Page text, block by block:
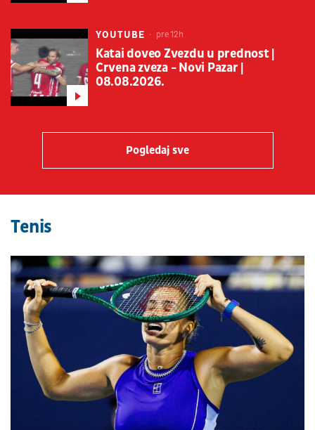
YOUTUBE pre 12h
Katai doveo Zvezdu u prednost |
Crvena zveza - Novi Pazar |
08.08.2026.
Pogledaj sve
Tenis